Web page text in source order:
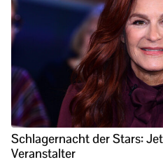
Schlagernacht der Stars:
Veranstalter